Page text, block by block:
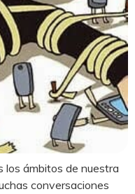
los ámbitos de nuestra
conversaciones